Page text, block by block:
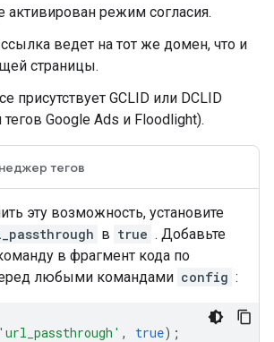
активирован режим согласия.
ведет на тот же домен, что и
страницы.
присутствует GCLID или DCLID
тегов Google Ads и Floodlight).
тегов
эту возможность, установите
в true . Добавьте
в фрагмент кода по
любыми командами config :
'url_passthrough' , true);